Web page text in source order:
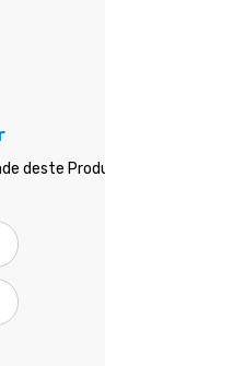
deste Produto, basta